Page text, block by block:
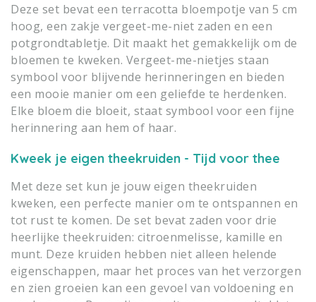
Deze set bevat een terracotta bloempotje van 5 cm
hoog, een zakje vergeet-me-niet zaden en een
potgrondtabletje. Dit maakt het gemakkelijk om de
bloemen te kweken. Vergeet-me-nietjes staan
symbool voor blijvende herinneringen en bieden
een mooie manier om een geliefde te herdenken.
Elke bloem die bloeit, staat symbool voor een fijne
herinnering aan hem of haar.
Kweek je eigen theekruiden - Tijd voor thee
Met deze set kun je jouw eigen theekruiden
kweken, een perfecte manier om te ontspannen en
tot rust te komen. De set bevat zaden voor drie
heerlijke theekruiden: citroenmelisse, kamille en
munt. Deze kruiden hebben niet alleen helende
eigenschappen, maar het proces van het verzorgen
en zien groeien kan een gevoel van voldoening en